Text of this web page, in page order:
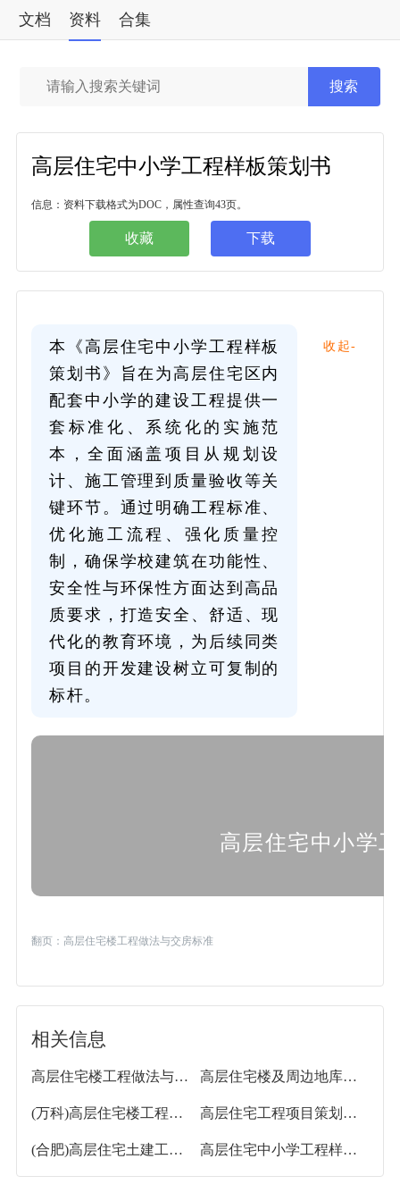
文档 资料 合集
搜索
高层住宅中小学工程样板策划书
信息：资料下载格式为DOC，属性查询43页。
收藏 下载
收起-
本《高层住宅中小学工程样板
策划书》旨在为高层住宅区内
配套中小学的建设工程提供一
套标准化、系统化的实施范
本，全面涵盖项目从规划设
计、施工管理到质量验收等关
键环节。通过明确工程标准、
优化施工流程、强化质量控
制，确保学校建筑在功能性、
安全性与环保性方面达到高品
质要求，打造安全、舒适、现
代化的教育环境，为后续同类
项目的开发建设树立可复制的
标杆。
高层住宅中小学
翻页：高层住宅楼工程做法与交房标准
相关信息
高层住宅楼工程做法与交房标准 高层住宅楼及周边地库地基不均匀沉降问题
(万科)高层住宅楼工程施工管理策划(图文丰富) 高层住宅工程项目策划方案(ppt，79页)
(合肥)高层住宅土建工程管理策划方案(图文丰富) 高层住宅中小学工程样板策划书